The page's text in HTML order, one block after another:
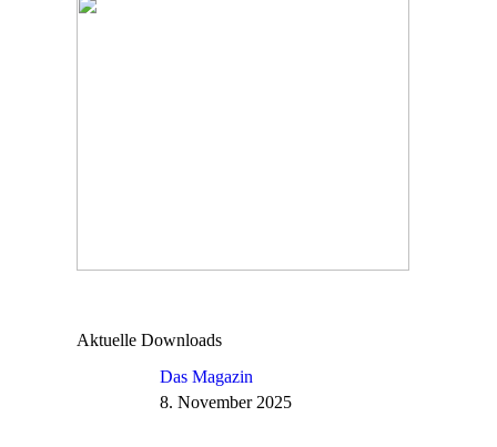
Aktuelle Downloads
Das Magazin
8. November 2025